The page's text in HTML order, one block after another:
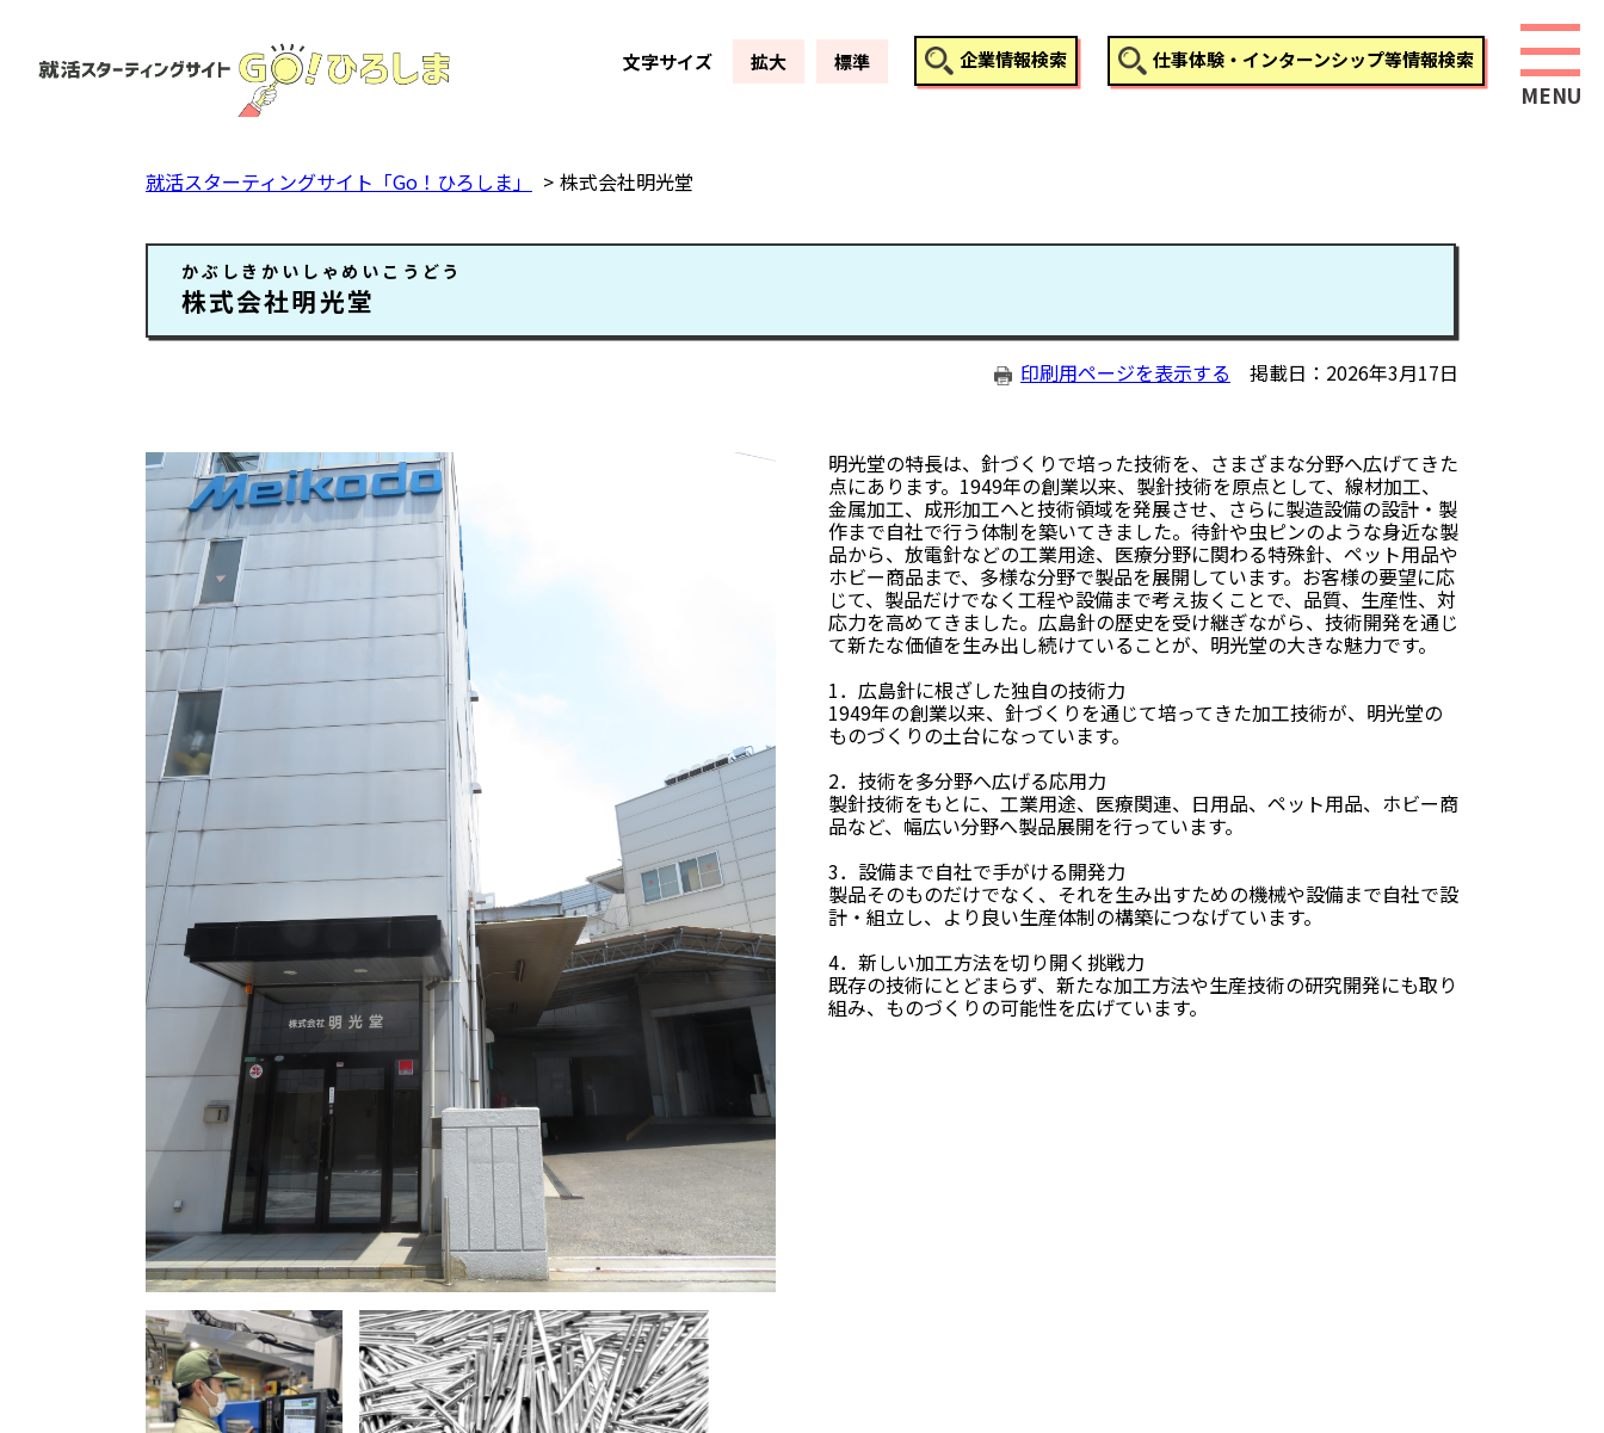
文字サイズ 拡大 標準 企業情報検索 仕事体験・インターンシップ等情報検索
就活スターティングサイト「Go！ひろしま」 株式会社明光堂
かぶしきかいしゃめいこうどう
株式会社明光堂
印刷用ページを表示する 掲載日 2026年3月17日
明光堂の特長は、針づくりで培った技術を、さまざまな分野へ広げてきた
点にあります。1949年の創業以来、製針技術を原点として、線材加工、
金属加工、成形加工へと技術領域を発展させ、さらに製造設備の設計・製
作まで自社で行う体制を築いてきました。待針や虫ピンのような身近な製
品から、放電針などの工業用途、医療分野に関わる特殊針、ペット用品や
ホビー商品まで、多様な分野で製品を展開しています。お客様の要望に応
じて、製品だけでなく工程や設備まで考え抜くことで、品質、生産性、対
応力を高めてきました。広島針の歴史を受け継ぎながら、技術開発を通じ
て新たな価値を生み出し続けていることが、明光堂の大きな魅力です。
1．広島針に根ざした独自の技術力
1949年の創業以来、針づくりを通じて培ってきた加工技術が、明光堂の
ものづくりの土台になっています。
2．技術を多分野へ広げる応用力
製針技術をもとに、工業用途、医療関連、日用品、ペット用品、ホビー商
品など、幅広い分野へ製品展開を行っています。
3．設備まで自社で手がける開発力
製品そのものだけでなく、それを生み出すための機械や設備まで自社で設
計・組立し、より良い生産体制の構築につなげています。
4．新しい加工方法を切り開く挑戦力
既存の技術にとどまらず、新たな加工方法や生産技術の研究開発にも取り
組み、ものづくりの可能性を広げています。